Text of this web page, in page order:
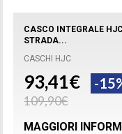
CASCO INTEGRALE
STRADA...
CASCHI HJC
93,41€ -
109,90€
MAGGIORI